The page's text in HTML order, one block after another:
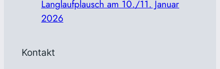
Langlaufplausch am 10./11. Januar
2026
Kontakt